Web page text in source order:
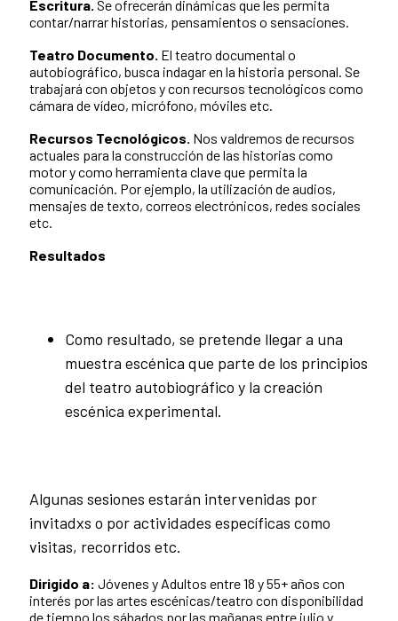
Escritura. Se ofrecerán dinámicas que les permita
contar/narrar historias, pensamientos o sensaciones.
Teatro Documento. El teatro documental o
autobiográfico, busca indagar en la historia personal. Se
trabajará con objetos y con recursos tecnológicos como
cámara de vídeo, micrófono, móviles etc.
Recursos Tecnológicos. Nos valdremos de recursos
actuales para la construcción de las historias como
motor y como herramienta clave que permita la
comunicación. Por ejemplo, la utilización de audios,
mensajes de texto, correos electrónicos, redes sociales
etc.
Resultados
Como resultado, se pretende llegar a una
muestra escénica que parte de los principios
del teatro autobiográfico y la creación
escénica experimental.
Algunas sesiones estarán intervenidas por
invitadxs o por actividades específicas como
visitas, recorridos etc.
Dirigido a: Jóvenes y Adultos entre 18 y 55+ años con
interés por las artes escénicas/teatro con disponibilidad
de tiempo los sábados por las mañanas entre julio y